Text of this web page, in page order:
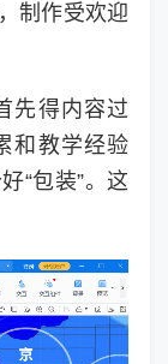
制作受欢迎
先得内容过
和教学经验
“包装”。这